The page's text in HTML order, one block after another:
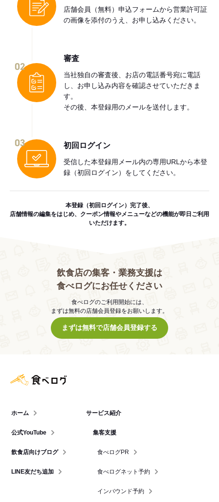
店舗会員（無料）申込フォームから営業許可証
の画像を添付のうえ、お申し込みください。
02
審査
当社独自の審査後、お店の電話番号宛に電話
し、お申し込み内容を確認させていただきま
す。
その後、本登録用のメールを送付します。
03 初回ログイン
受信した本登録用メール内の専用URLから本登
録（初回ログイン）をしてください。
本登録（初回ログイン）完了後、
店舗情報の編集をはじめ、クーポン情報やメニューなどの機能が即日ご利用
いただけます。
飲食店の集客・業務支援は
食べログにお任せください
食べログのご利用開始には、
まずは無料の店舗会員登録をお願いします。
まずは無料で店舗会員登録する
ホーム
公式YouTube
飲食店向けブログ
LINE友だち追加
サービス紹介
集客支援
食べログPR
食べログネット予約
インバウンド予約